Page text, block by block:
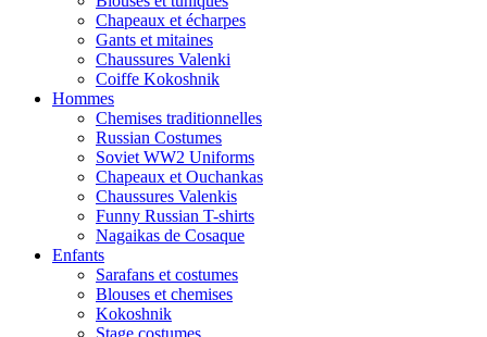
Chapeaux et écharpes
Gants et mitaines
Chaussures Valenki
Coiffe Kokoshnik
Hommes
Chemises traditionnelles
Russian Costumes
Soviet WW2 Uniforms
Chapeaux et Ouchankas
Chaussures Valenkis
Funny Russian T-shirts
Nagaikas de Cosaque
Enfants
Sarafans et costumes
Blouses et chemises
Kokoshnik
Stage costumes